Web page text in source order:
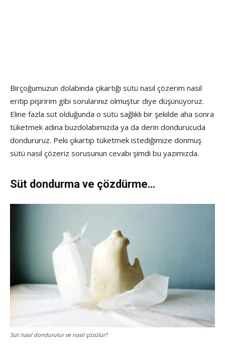
Birçoğumuzun dolabında çıkartığı sütü nasıl çözerim nasıl
eritip pişiririm gibi sorularınız olmuştur diye düşünüyoruz.
Eline fazla süt olduğunda o sütü sağlıklı bir şekilde aha sonra
tüketmek adına buzdolabımızda ya da derin dondurucuda
dondururuz. Peki çıkartıp tüketmek istediğimize donmuş
sütü nasıl çözeriz sorusunun cevabı şimdi bu yazımızda.
Süt dondurma ve çözdürme…
Süt nasıl dondurulur ve nasıl çözülür?